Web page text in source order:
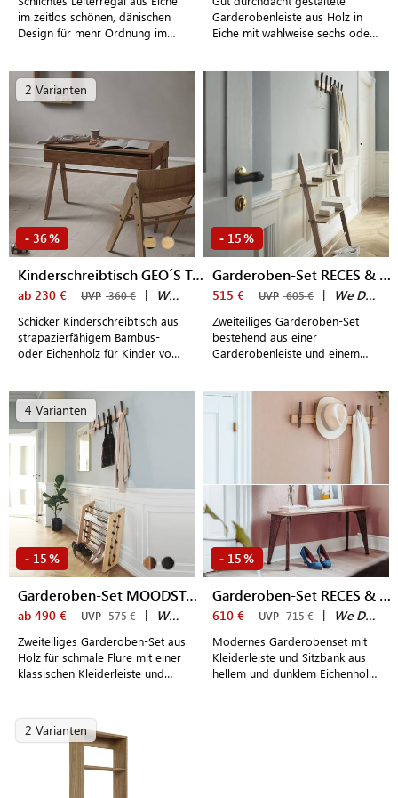
im zeitlos schönen, dänischen
Design für mehr Ordnung im
Garderobenleiste aus Holz in
Eiche mit wahlweise sechs oder
2 Varianten
- 36%
Kinderschreibtisch GEO´S TABLE
ab 230 € UVP 360 € | We Do Wood
Schicker Kinderschreibtisch aus
strapazierfähigem Bambus-
oder Eichenholz für Kinder von
- 15 %
Garderoben-Set RECES & REPÓ
515 € UVP 605 € | We Do Wood
Zweiteiliges Garderoben-Set
bestehend aus einer
Garderobenleiste und einem
4 Varianten
- 15 %
Garderoben-Set MOODSTAND & RECES
ab 490 € UVP 575 € | We Do Wood
Zweiteiliges Garderoben-Set aus
Holz für schmale Flure mit einer
klassischen Kleiderleiste und
- 15 %
Garderoben-Set RECES & RANK BENCH
610 € UVP 715 € | We Do Wood
Modernes Garderobenset mit
Kleiderleiste und Sitzbank aus
hellem und dunklem Eichenholz
2 Varianten